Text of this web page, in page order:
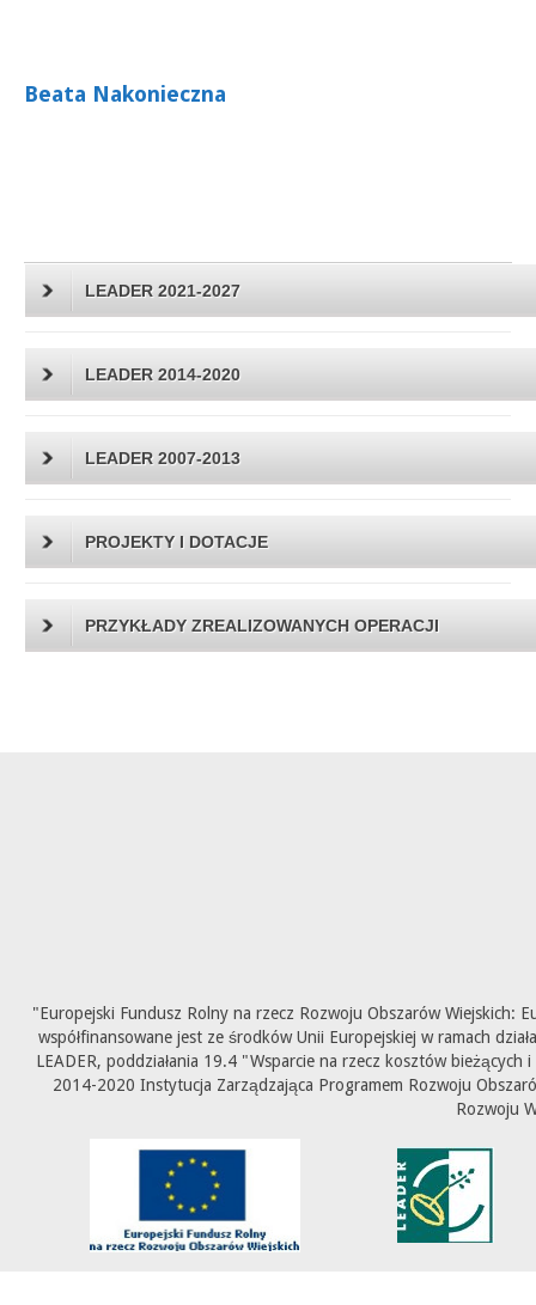
Beata Nakonieczna
LEADER 2021-2027
LEADER 2014-2020
LEADER 2007-2013
PROJEKTY I DOTACJE
PRZYKŁADY ZREALIZOWANYCH OPERACJI
"Europejski Fundusz Rolny na rzecz Rozwoju Obszarów Wiejskich:
współfinansowane jest ze środków Unii Europejskiej w ramach
LEADER, poddziałania 19.4 "Wsparcie na rzecz kosztów
2014-2020 Instytucja Zarządzająca Programem Rozwoju
Rozwoju